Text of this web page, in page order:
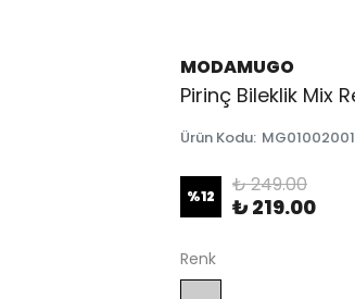
MODAMUGO
Pirinç Bileklik Mix
Ürün Kodu:
%12 ₺ 249.00
₺ 219.00
Renk